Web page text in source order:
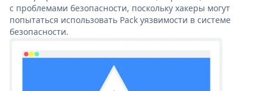
с проблемами безопасности, поскольку хакеры могут
попытаться использовать Pack уязвимости в системе
безопасности.